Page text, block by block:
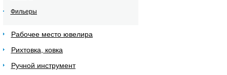
Фильеры
Рабочее место ювелира
Рихтовка, ковка
Ручной инструмент